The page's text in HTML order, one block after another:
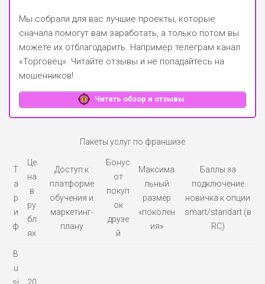
Мы собрали для вас лучшие проекты, которые
сначала помогут вам заработать, а только потом вы
можете их отблагодарить. Например телеграм канал
«Торговец». Читайте отзывы и не попадайтесь на
мошенников!
Читать обзор и отзывы
Пакеты услуг по франшизе
Т
а
р
и
ф
Це
на
в
ру
бл
ях
Доступ к
платформе
обучения и
маркетинг-
плану
Бонус
от
покуп
ок
друзе
й
Максима
льный
размер
«поколен
ия»
Баллы за
подключение
новичка к опции
smart/standart (в
RC)
B
u
si
20